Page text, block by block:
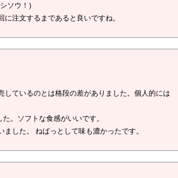
ソウ！)
注文するまであると良いですね。
るのとは格段の差がありました。個人的には
。ソフトな食感がいいです。
した。 ねばっとして味も濃かったです。